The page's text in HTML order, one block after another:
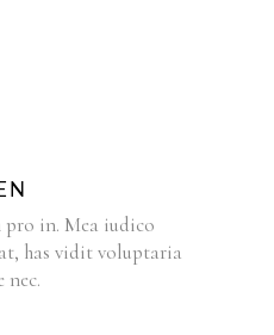
pro in. Mea iudico
has vidit voluptaria
nec.